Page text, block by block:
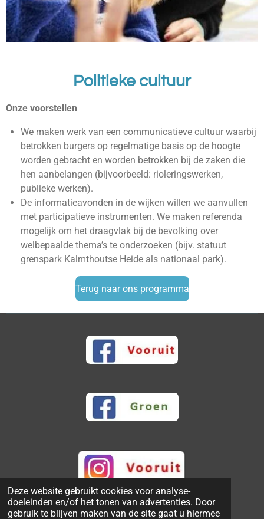
Deze website gebruikt cookies voor analyse-
doeleinden en/of het tonen van advertenties. Door
gebruik te blijven maken van de site gaat u hiermee
Politieke cultuur
Onze voorstellen
We maken werk van een communicatieve cultuur waarbij
betrokken burgers op regelmatige basis op de hoogte
worden gebracht en worden betrokken bij de zaken die
hen aanbelangen (bijvoorbeeld: rioleringswerken,
publieke werken).
De informatieavonden in de wijken willen we aanvullen
met participatieve instrumenten. We maken referenda
mogelijk om het draagvlak bij de bevolking over
welbepaalde thema’s te onderzoeken (bijv. statuut
grenspark Kalmthoutse Heide als nationaal park).
Terug naar ons programma
© 2023 - 2026 Groen-Vooruit-Kalmthout
Powered byJouwWeb